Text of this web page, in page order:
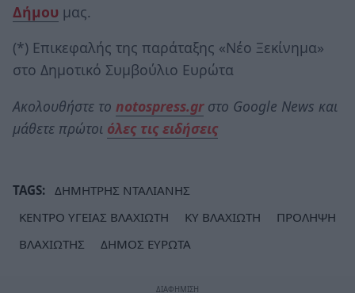
Δήμου μας.
(*) Επικεφαλής της παράταξης «Νέο Ξεκίνημα»
στο Δημοτικό Συμβούλιο Ευρώτα
Ακολουθήστε το notospress.grστο Google News και
μάθετε πρώτοι όλες τις ειδήσεις
TAGS: ΔΗΜΗΤΡΗΣ ΝΤΑΛΙΑΝΗΣ
ΚΕΝΤΡΟ ΥΓΕΙΑΣ ΒΛΑΧΙΩΤΗ
ΚΥ ΒΛΑΧΙΩΤΗ
ΠΡΟΛΗΨΗ
ΒΛΑΧΙΩΤΗΣ
ΔΗΜΟΣ ΕΥΡΩΤΑ